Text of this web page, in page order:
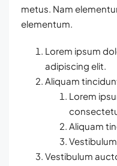
metus. Nam
elementum.
Lorem ipsum
adipiscing elit.
Aliquam
Lorem
Aliquam
Vestibulum